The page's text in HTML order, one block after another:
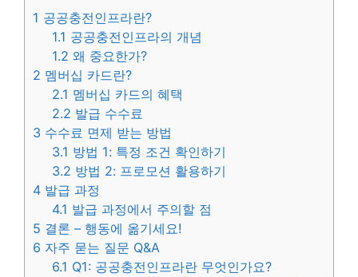
1 공공충전인프라란?
1.1 공공충전인프라의 개념
1.2 왜 중요한가?
2 멤버십 카드란?
2.1 멤버십 카드의 혜택
2.2 발급 수수료
3 수수료 면제 받는 방법
3.1 방법 1: 특정 조건 확인하기
3.2 방법 2: 프로모션 활용하기
4 발급 과정
4.1 발급 과정에서 주의할 점
5 결론 – 행동에 옮기세요!
6 자주 묻는 질문 Q&A
6.1 Q1: 공공충전인프라란 무엇인가요?